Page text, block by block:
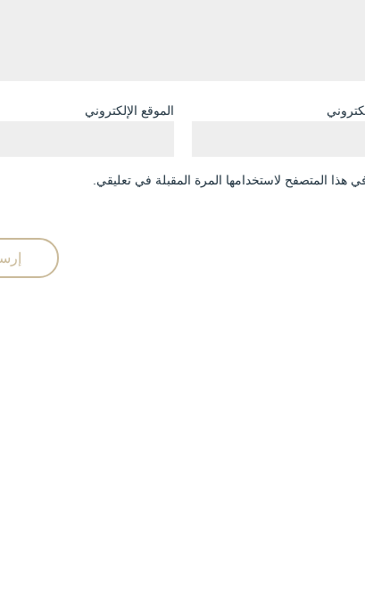
الموقع الإلكتروني
هذا المتصفح لاستخدامها المرة المقبلة في تعليقي.